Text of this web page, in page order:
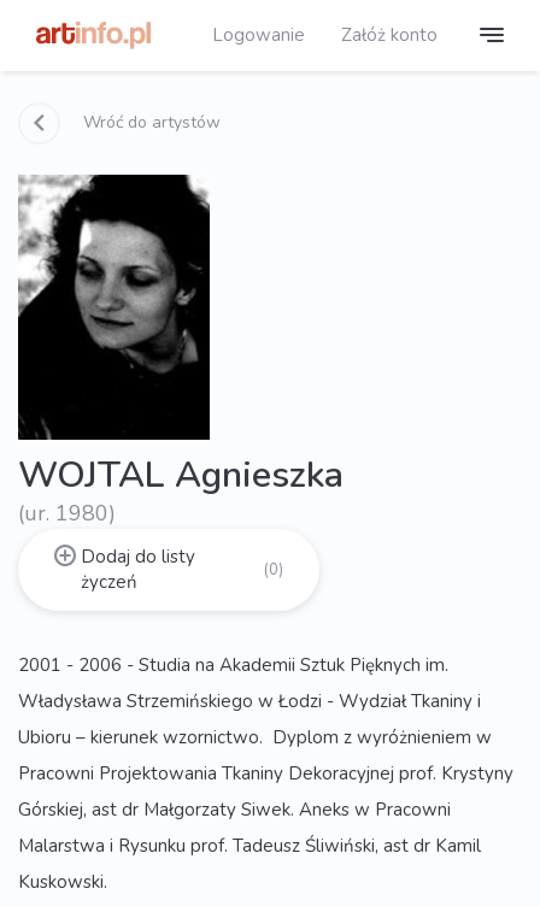
Logowanie Załóż konto
Wróć do artystów
WOJTAL Agnieszka
(ur. 1980)
Dodaj do listy
życzeń
(0)
2001 - 2006 - Studia na Akademii Sztuk Pięknych im.
Władysława Strzemińskiego w Łodzi - Wydział Tkaniny i
Ubioru – kierunek wzornictwo. Dyplom z wyróżnieniem w
Pracowni Projektowania Tkaniny Dekoracyjnej prof. Krystyny
Górskiej, ast dr Małgorzaty Siwek. Aneks w Pracowni
Malarstwa i Rysunku prof. Tadeusz Śliwiński, ast dr Kamil
Kuskowski.